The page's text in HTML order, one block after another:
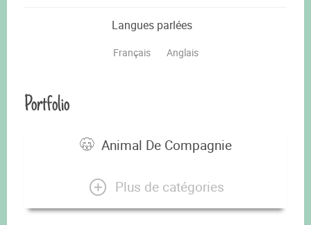
Langues parlées
Français Anglais
Portfolio
Animal De Compagnie
Plus de catégories